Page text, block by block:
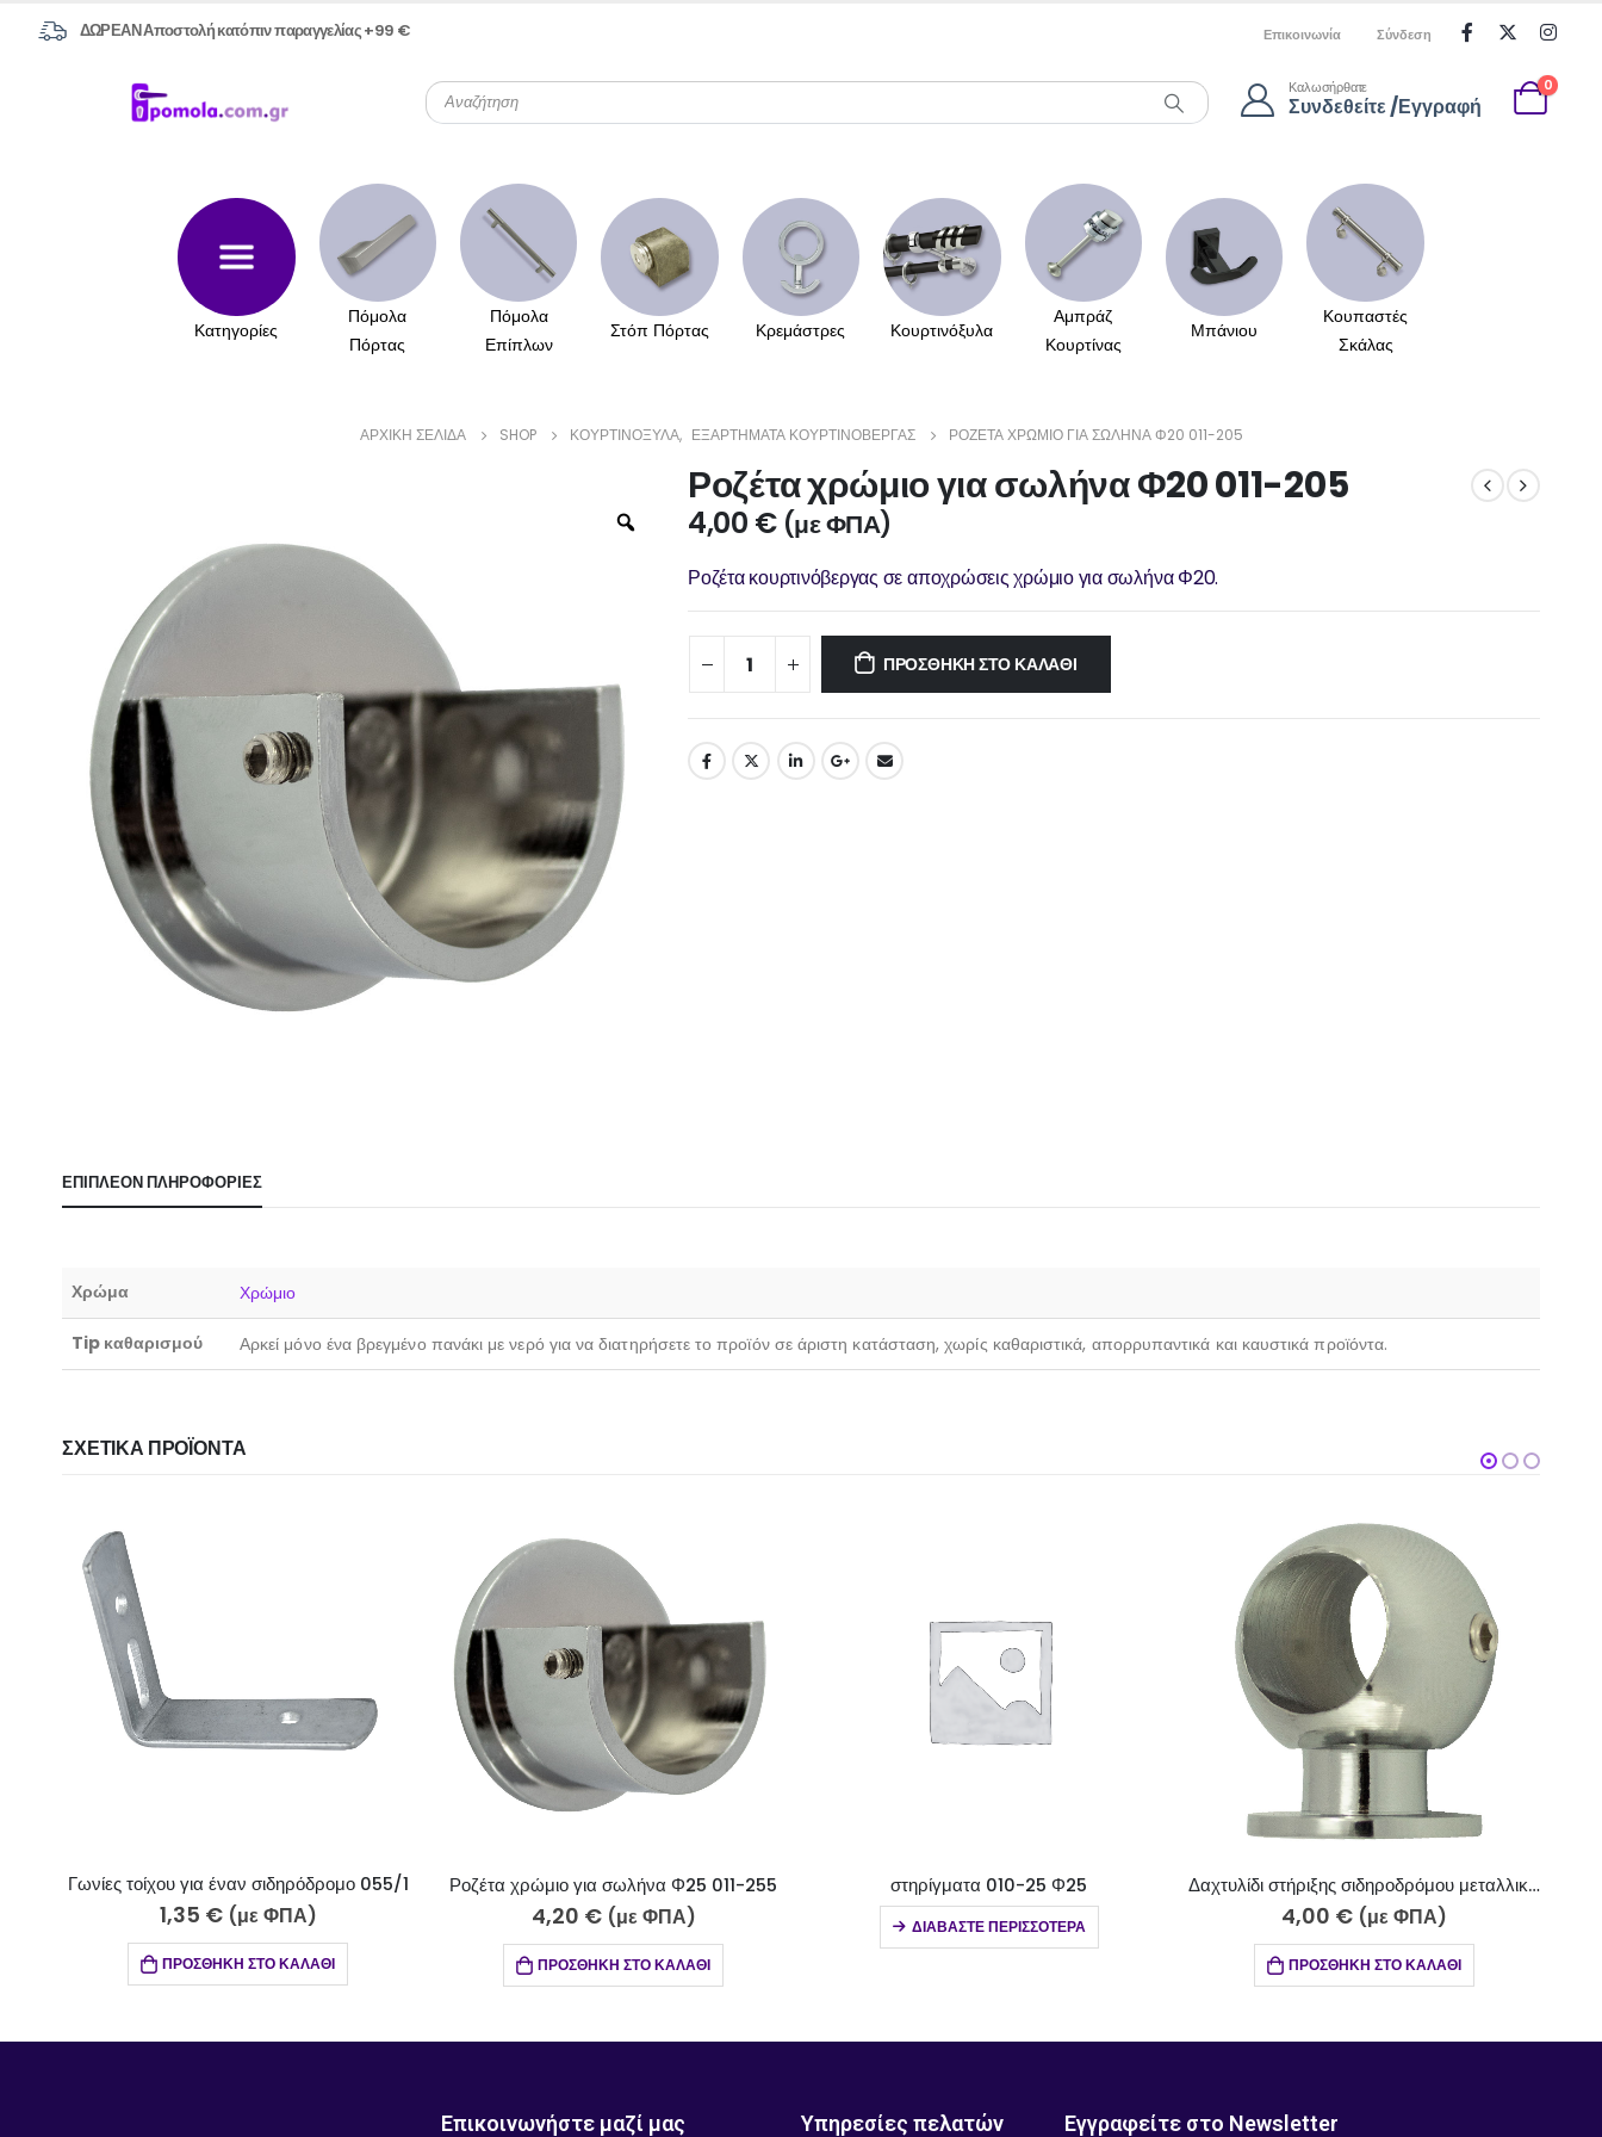
ΔΩΡΕΑΝ Αποστολή κατόπιν παραγγελίας +99 € Επικοινωνία Σύνδεση
Καλωσήρθατε
Συνδεθείτε /Εγγραφή
0
Κατηγορίες
Πόμολα
Πόρτας
Πόμολα
Επίπλων
Στόπ Πόρτας Κρεμάστρες Κουρτινόξυλα
Αμπράζ
Κουρτίνας
Μπάνιου
Κουπαστές
Σκάλας
ΑΡΧΙΚΉ ΣΕΛΊΔΑ SHOP ΚΟΥΡΤΙΝΌΞΥΛΑ, ΕΞΑΡΤΉΜΑΤΑ ΚΟΥΡΤΙΝΌΒΕΡΓΑΣ ΡΟΖΈΤΑ ΧΡΏΜΙΟ ΓΙΑ ΣΩΛΉΝΑ Φ20 011-205
Ροζέτα χρώμιο για σωλήνα Φ20 011-205
4,00 € (με ΦΠΑ)
Ροζέτα κουρτινόβεργας σε αποχρώσεις χρώμιο για σωλήνα Φ20.
ΠΡΟΣΘΉΚΗ ΣΤΟ ΚΑΛΆΘΙ
ΕΠΙΠΛΈΟΝ ΠΛΗΡΟΦΟΡΊΕΣ
Χρώμα Χρώμιο
Tip καθαρισμού Αρκεί μόνο ένα βρεγμένο πανάκι με νερό για να διατηρήσετε το προϊόν σε άριστη κατάσταση, χωρίς καθαριστικά, απορρυπαντικά και καυστικά προϊόντα.
ΣΧΕΤΙΚΆ ΠΡΟΪΌΝΤΑ
Ροζέτα χρώμιο για σωλήνα Φ25 011-255
4,20€ (με ΦΠΑ)
ΠΡΟΣΘΉΚΗ ΣΤΟ ΚΑΛΆΘΙ
στηρίγματα 010-25 Φ25
ΔΙΑΒΆΣΤΕ ΠΕΡΙΣΣΌΤΕΡΑ 4,00€(με ΦΠΑ)
Ράουλο σιδηρόδρομου λευκό (100 ΤΜΧ) 058-03
1,45 € (με ΦΠΑ)
ΠΡΟΣΘΉΚΗ ΣΤΟ ΚΑΛΆΘΙ
Επικοινωνήστε μαζί μας Υπηρεσίες πελατών Εγγραφείτε στο Newsletter